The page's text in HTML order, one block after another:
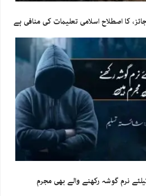
کا اصطلاح اسلامی تعلیمات کی منافی ہے
نرم گوشہ رکھنے والے بھی مجرم